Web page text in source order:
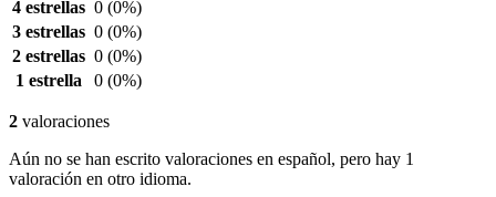
4 estrellas 0 (0%)
3 estrellas 0 (0%)
2 estrellas 0 (0%)
1 estrella
0 (0%)
2 valoraciones
Aún no se han escrito valoraciones en español, pero hay 1
valoración en otro idioma.